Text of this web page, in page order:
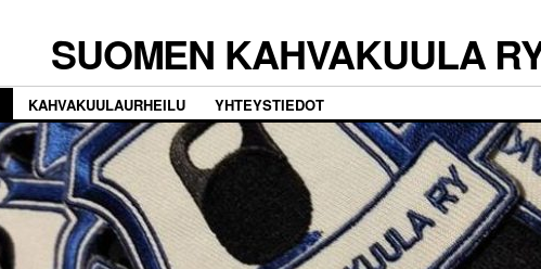
SUOMEN KAHVAKUULA
KAHVAKUULAURHEILU YHTEYSTIEDOT